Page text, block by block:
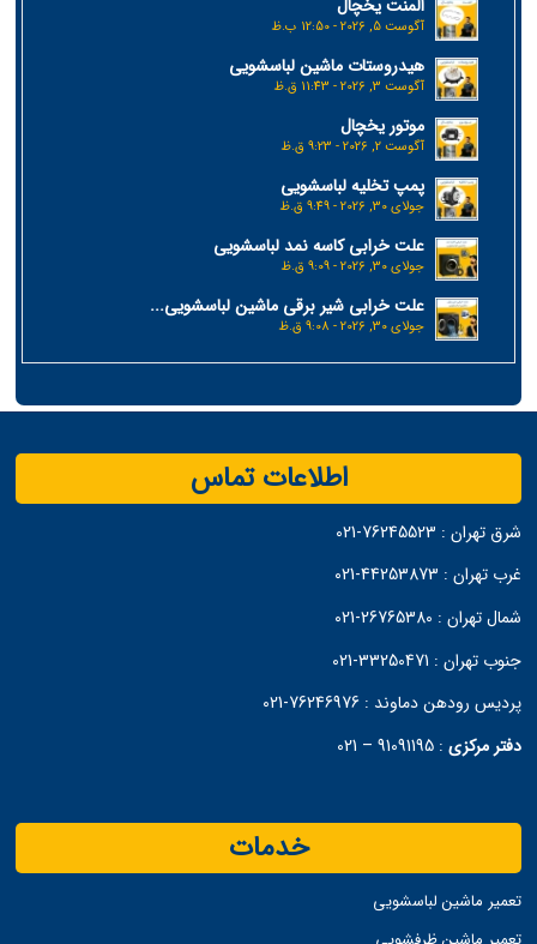
المنت یخچال
آگوست 5, 2026 - 12:50 ب.ظ
هیدروستات ماشین لباسشویی
آگوست 3, 2026 - 11:43 ق.ظ
موتور یخچال
آگوست 2, 2026 - 9:23 ق.ظ
پمپ تخلیه لباسشویی
جولای 30, 2026 - 9:49 ق.ظ
علت خرابی کاسه نمد لباسشویی
جولای 30, 2026 - 9:09 ق.ظ
علت خرابی شیر برقی ماشین لباسشویی...
جولای 30, 2026 - 9:08 ق.ظ
اطلاعات تماس
شرق تهران : 76245523-021
غرب تهران : 44253873-021
شمال تهران :
جنوب تهران : 33250471-021
پردیس رودهن دماوند :76246976-021
دفتر مرکزی :
91091195 – 021
خدمات
تعمیر ماشین لباسشویی